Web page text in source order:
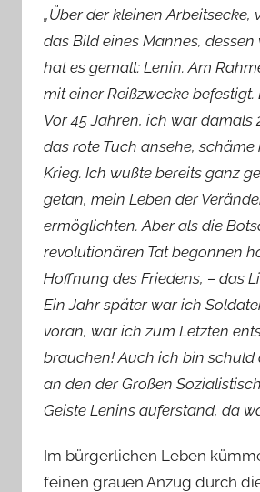
„Über der kleinen
das Bild eines Mannes,
hat es gemalt: Lenin. Am
mit einer Reißzwecke
Vor 45 Jahren, ich war damals
das rote Tuch ansehe,
Krieg. Ich wußte bereits ganz
getan, mein Leben der
ermöglichten. Aber als die
revolutionären Tat begonnen
Hoffnung des Friedens, – das
Ein Jahr später war ich
voran, war ich zum Letzten
brauchen! Auch ich bin schuld
an den der Großen
Geiste Lenins auferstand, da
Im bürgerlichen Leben
feinen grauen Anzug durch